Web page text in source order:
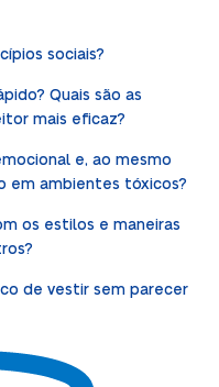
sociais?
Quais são as
mais eficaz?
e, ao mesmo
em ambientes tóxicos?
os estilos e maneiras
de vestir sem parecer